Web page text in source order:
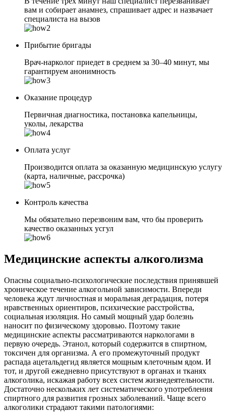
вам и собирает анамнез, спрашивает адрес и назвачает
специалиста на вызов
Прибытие бригады
Врач-нарколог приедет в среднем за 30–40 минут, мы
гарантируем анонимность
Оказание процедур
Первичная диагностика, постановка капельницы,
уколы, лекарства
Оплата услуг
Производится оплата за оказанную медицинскую услугу
(карта, наличные, рассрочка)
Контроль качества
Мы обязательно перезвоним вам, что бы проверить
качество оказанных усгул
Медицинские аспекты алкоголизма
Опасны социально-психологические последствия принявшей
хроническое течение алкогольной зависимости. Впереди
человека ждут личностная и моральная деградация, потеря
нравственных ориентиров, психические расстройства,
социальная изоляция. Но самый мощный удар болезнь
наносит по физическому здоровью. Поэтому такие
медицинские аспекты рассматриваются наркологами в
первую очередь. Этанол, который содержится в спиртном,
токсичен для организма. А его промежуточный продукт
распада ацетальдегид является мощным клеточным ядом. И
тот, и другой ежедневно присутствуют в органах и тканях
алкоголика, искажая работу всех систем жизнедеятельности.
Достаточно нескольких лет систематического употребления
спиртного для развития грозных заболеваний. Чаще всего
алкоголики страдают такими патологиями: